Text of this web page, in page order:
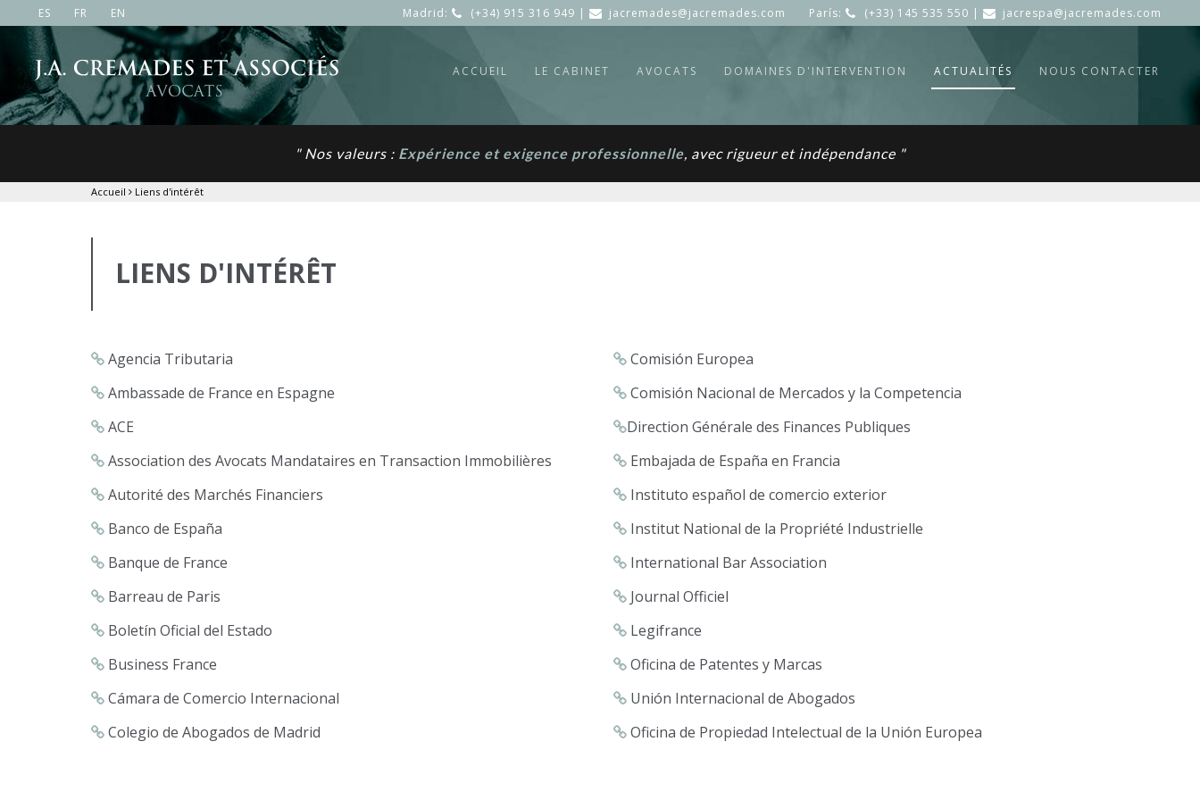
ES FR EN Madrid: (+34) 915 316 949 | jacremades@jacremades.com París: (+33) 145 535 550 | jacrespa@jacremades.com
ACCUEIL LE CABINET AVOCATS DOMAINES D'INTERVENTION ACTUALITÉS NOUS CONTACTER
" Nos valeurs : Expérience et exigence professionnelle, avec rigueur et indépendance "
Accueil Liens d'intérêt
LIENS D'INTÉRÊT
Agencia Tributaria
Ambassade de France en Espagne
ACE
Association des Avocats Mandataires en Transaction Immobilières
Autorité des Marchés Financiers
Banco de España
Banque de France
Barreau de Paris
Boletín Oficial del Estado
Business France
Cámara de Comercio Internacional
Colegio de Abogados de Madrid
Comisión Europea
Comisión Nacional de Mercados y la Competencia
Direction Générale des Finances Publiques
Embajada de España en Francia
Instituto español de comercio exterior
Institut National de la Propriété Industrielle
International Bar Association
Journal Officiel
Legifrance
Oficina de Patentes y Marcas
Unión Internacional de Abogados
Oficina de Propiedad Intelectual de la Unión Europea